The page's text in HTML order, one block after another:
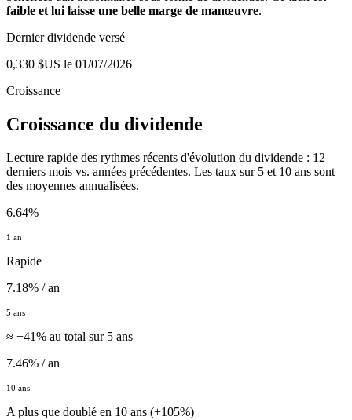
faible et lui laisse une belle marge de manœuvre.
Dernier dividende versé
0,330 $US le 01/07/2026
Croissance
Croissance du dividende
Lecture rapide des rythmes récents d'évolution du dividende : 12
derniers mois vs. années précédentes. Les taux sur 5 et 10 ans sont
des moyennes annualisées.
6.64%
1 an
Rapide
7.18% / an
5 ans
≈ +41% au total sur 5 ans
7.46% / an
10 ans
A plus que doublé en 10 ans (+105%)